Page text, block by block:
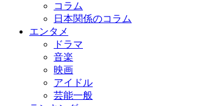
コラム
日本関係のコラム
エンタメ
ドラマ
音楽
映画
アイドル
芸能一般